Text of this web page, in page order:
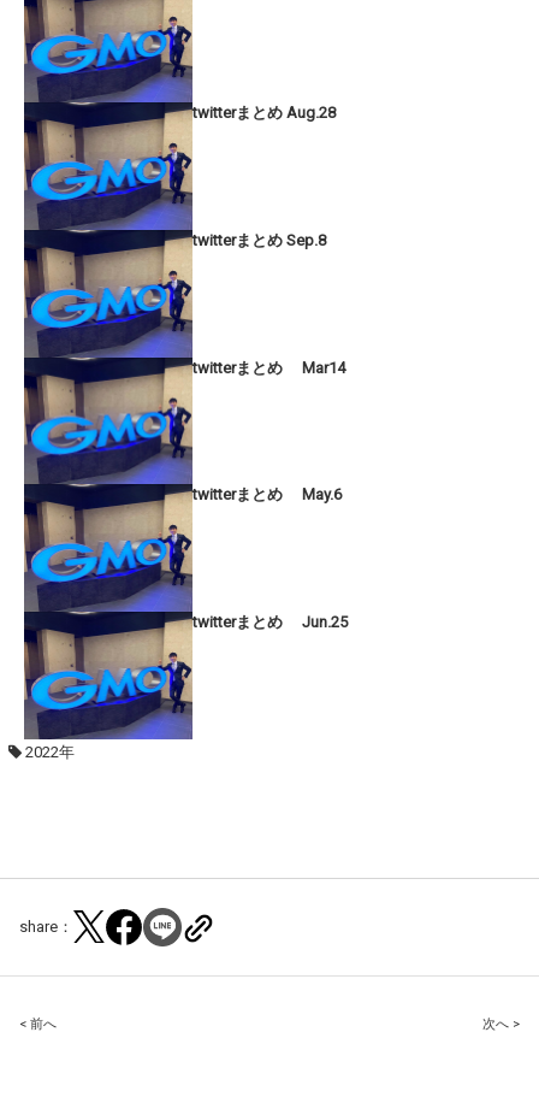
twitterまとめ Aug.28
twitterまとめ Sep.8
twitterまとめ Mar14
twitterまとめ May.6
twitterまとめ Jun.25
2022年
share：
Post
< 前へ 次へ >